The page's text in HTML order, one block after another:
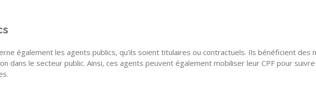
également les agents publics, qu’ils soient titulaires ou contractuels. Ils bénéficient
dans le secteur public. Ainsi, ces agents peuvent également mobiliser leur CPF pour